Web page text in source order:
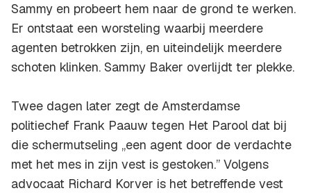
Sammy en probeert hem naar de grond te werken.
Er ontstaat een worsteling waarbij meerdere
agenten betrokken zijn, en uiteindelijk meerdere
schoten klinken. Sammy Baker overlijdt ter plekke.
Twee dagen later zegt de Amsterdamse
politiechef Frank Paauw tegen Het Parool dat bij
die schermutseling ,,een agent door de verdachte
met het mes in zijn vest is gestoken.” Volgens
advocaat Richard Korver is het betreffende vest